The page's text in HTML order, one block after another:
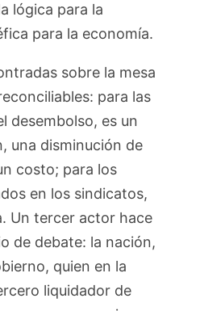
lógica para la
para la economía.
sobre la mesa
para las
desembolso, es un
una disminución de
costo; para los
en los sindicatos,
Un tercer actor hace
de debate: la nación,
quien en la
liquidador de